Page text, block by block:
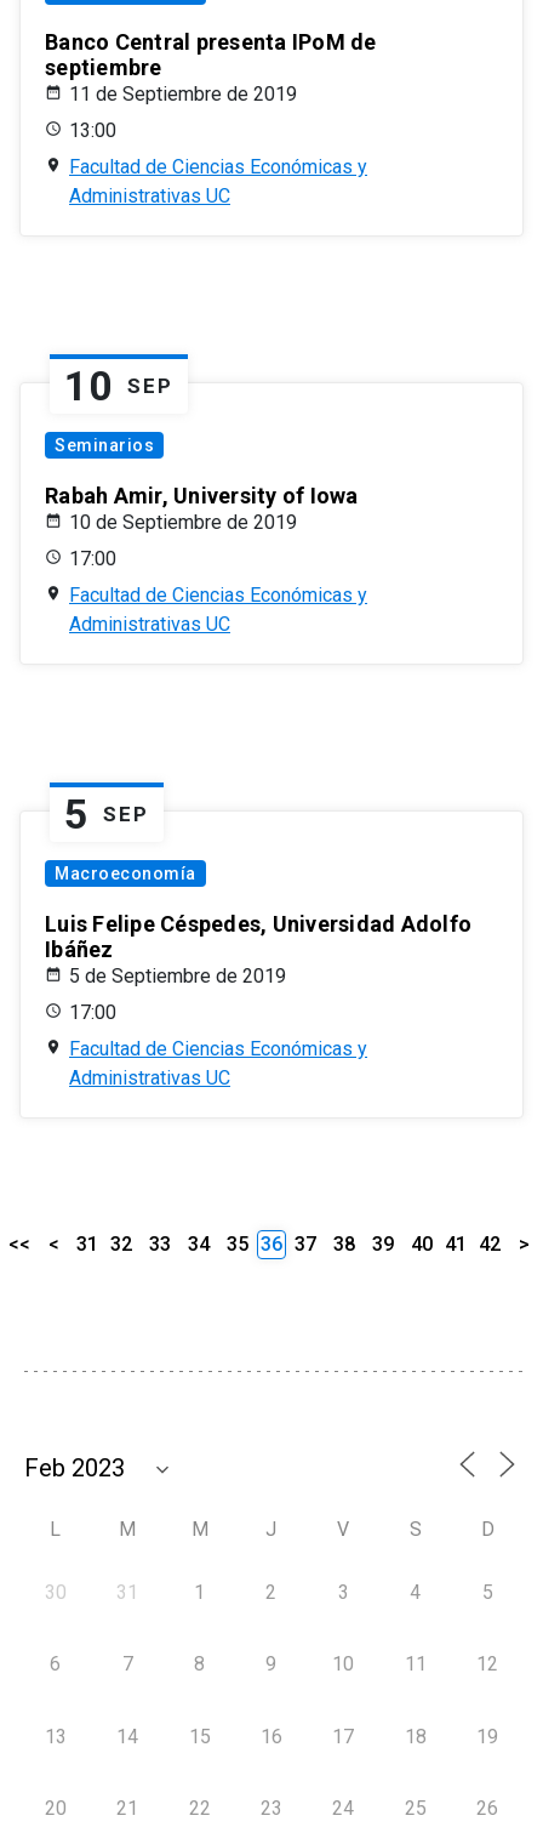
Banco Central presenta IPoM de
septiembre
11 de Septiembre de 2019
13:00
Facultad de Ciencias Económicas y
Administrativas UC
10 SEP
Seminarios
Rabah Amir, University of Iowa
10 de Septiembre de 2019
17:00
Facultad de Ciencias Económicas y
Administrativas UC
5 SEP
Macroeconomía
Luis Felipe Céspedes, Universidad Adolfo
Ibáñez
5 de Septiembre de 2019
17:00
Facultad de Ciencias Económicas y
Administrativas UC
<< < 31 32 33 34 35 36 37 38 39 40 41 42 >
L M M J V S D
30 31 1 2 3 4 5
6 7 8 9 10 11 12
13 14 15 16 17 18 19
20 21 22 23 24 25 26